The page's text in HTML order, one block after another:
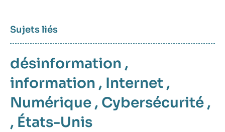
Sujets liés
désinformation ,
information , Internet ,
Numérique , Cybersécurité ,
, États-Unis